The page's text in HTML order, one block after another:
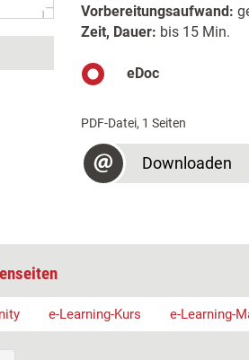
Vorbereitungsaufwand:
Zeit, Dauer: bis 15 Min.
eDoc
PDF-Datei, 1 Seiten
Downloaden
e-Learning-Kurs e-Learning-